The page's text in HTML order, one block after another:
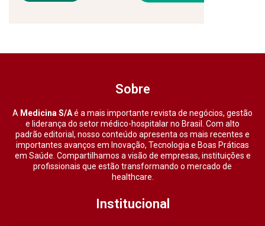
Sobre
A Medicina S/Aé a mais importante revista de negócios, gestão
e liderança do setor médico-hospitalar no Brasil. Com alto
padrão editorial, nosso conteúdo apresenta os mais recentes e
importantes avanços em Inovação, Tecnologia e Boas Práticas
em Saúde. Compartilhamos a visão de empresas, instituições e
profissionais que estão transformando o mercado de
healthcare.
Institucional